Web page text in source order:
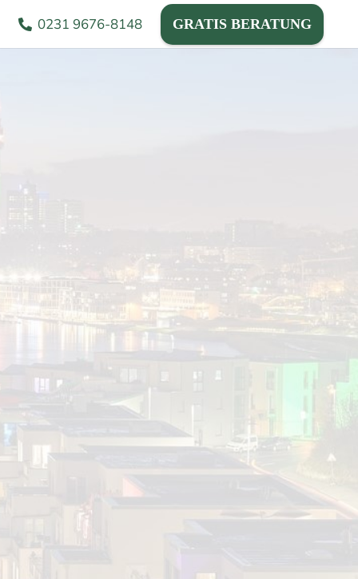
0231 9676-8148 GRATIS BERATUNG